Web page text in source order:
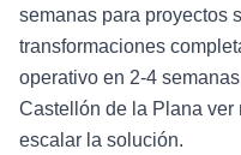
semanas para proyectos
transformaciones
operativo en 2-4
Castellón de la Plana ver
escalar la solución.